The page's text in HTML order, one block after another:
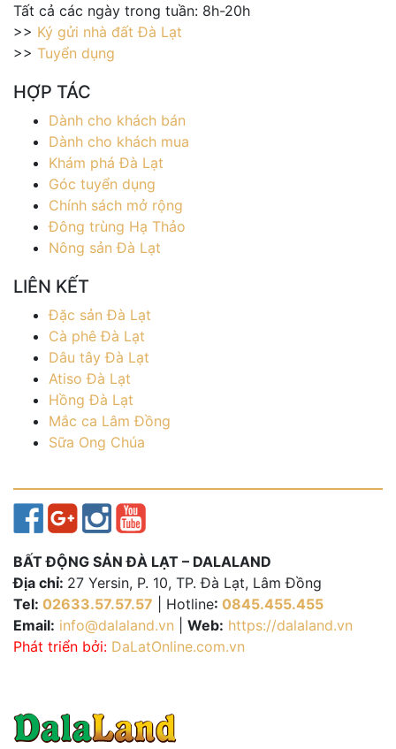
Tất cả các ngày trong tuần: 8h-20h
>> Ký gửi nhà đất Đà Lạt
>> Tuyển dụng
HỢP TÁC
Dành cho khách bán
Dành cho khách mua
Khám phá Đà Lạt
Góc tuyển dụng
Chính sách mở rộng
Đông trùng Hạ Thảo
Nông sản Đà Lạt
LIÊN KẾT
Đặc sản Đà Lạt
Cà phê Đà Lạt
Dâu tây Đà Lạt
Atiso Đà Lạt
Hồng Đà Lạt
Mắc ca Lâm Đồng
Sữa Ong Chúa
BẤT ĐỘNG SẢN ĐÀ LẠT – DALALAND
Địa chỉ: 27 Yersin, P. 10, TP. Đà Lạt, Lâm Đồng
Tel: 02633.57.57.57 | Hotline: 0845.455.455
Email: info@dalaland.vn Web: https://dalaland.vn
Phát triển bởi: DaLatOnline.com.vn